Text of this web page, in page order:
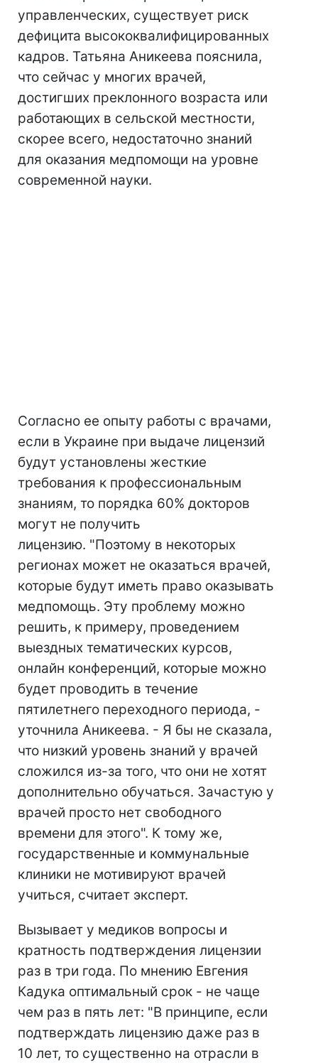
управленческих, существует риск
дефицита высококвалифицированных
кадров. Татьяна Аникеева пояснила,
что сейчас у многих врачей,
достигших преклонного возраста или
работающих в сельской местности,
скорее всего, недостаточно знаний
для оказания медпомощи на уровне
современной науки.
Согласно ее опыту работы с врачами,
если в Украине при выдаче лицензий
будут установлены жесткие
требования к профессиональным
знаниям, то порядка 60% докторов
могут не получить
лицензию. "Поэтому в некоторых
регионах может не оказаться врачей,
которые будут иметь право оказывать
медпомощь. Эту проблему можно
решить, к примеру, проведением
выездных тематических курсов,
онлайн конференций, которые можно
будет проводить в течение
пятилетнего переходного периода, -
уточнила Аникеева. - Я бы не сказала,
что низкий уровень знаний у врачей
сложился из-за того, что они не хотят
дополнительно обучаться. Зачастую у
врачей просто нет свободного
времени для этого". К тому же,
государственные и коммунальные
клиники не мотивируют врачей
учиться, считает эксперт.
Вызывает у медиков вопросы и
кратность подтверждения лицензии
раз в три года. По мнению Евгения
Кадука оптимальный срок - не чаще
чем раз в пять лет: "В принципе, если
подтверждать лицензию даже раз в
10 лет, то существенно на отрасли в